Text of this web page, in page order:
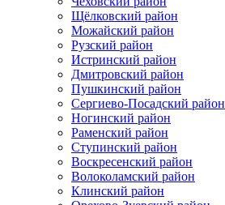
Щёлковский район
Можайский район
Рузский район
Истринский район
Дмитровский район
Пушкинский район
Сергиево-Посадский район
Ногинский район
Раменский район
Ступинский район
Воскресенский район
Волоколамский район
Клинский район